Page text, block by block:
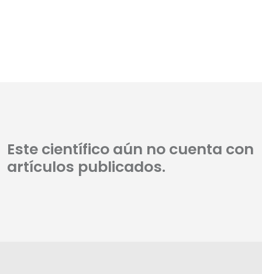
Este científico aún no cuenta con
artículos publicados.